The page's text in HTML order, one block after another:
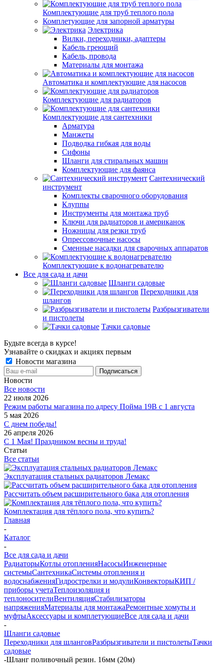
Комплектующие для труб теплого пола
Комплетующие для запорной арматуры
Электрика
Вилки, переходники, адаптеры
Кабель греющий
Кабель, провода
Материалы для монтажа
Автоматика и комплектующие для насосов
Комплектующие для радиаторов
Комплектующие для сантехники
Арматура
Манжеты
Подводка гибкая для воды
Сифоны
Шланги для стиральных машин
Комплектующие для фаянса
Сантехнический
инструмент
Комплекты сварочного оборудования
Клуппы
Инструменты для монтажа труб
Ключи для радиаторов и американок
Ножницы для резки труб
Опрессовочные насосы
Сменные насадки для сварочных аппаратов
Комплектующие к водонагревателю
Все для сада и дачи
Шланги садовые
Переходники для
шлангов
Разбрызгиватели
и пистолеты
Тачки садовые
Будьте всегда в курсе!
Узнавайте о скидках и акциях первым
Новости магазина
Новости
Все новости
22 июля 2026
Режим работы магазина по адресу Пойма 19В с 1 августа
5 мая 2026
С днем победы!
26 апреля 2026
С 1 Мая! Праздником весны и труда!
Статьи
Все статьи
Эксплуатация стальных радиаторов Лемакс
Рассчитать объем расширительного бака для отопления
Комплектация для тёплого пола, что купить?
Главная
-
Каталог
-
Все для сада и дачи
РадиаторыКотлы отопленияНасосыИнженерные
системыСантехникаСистемы отопления и
водоснабженияГидрострелки и модулиКонвекторыКИП /
приборы учетаТеплоизоляция и
теплоносителиВентиляцияСтабилизаторы
напряженияМатериалы для монтажаРемонтные хомуты и
муфтыАксессуары и комплетующиеВсе для сада и дачи
-
Шланги садовые
Переходники для шланговРазбрызгиватели и пистолетыТачки
садовые
-Шланг поливочный резин. 16мм (20м)